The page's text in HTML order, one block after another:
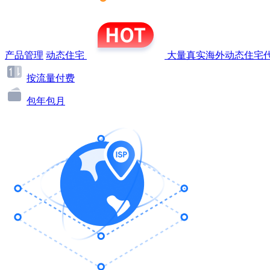
产品管理 动态住宅 大量真实海外动态住宅
按流量付费
包年包月